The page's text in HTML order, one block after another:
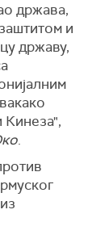
држава,
и
државу,
Кинеза",
.